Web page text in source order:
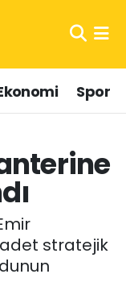
Spor
stratejik